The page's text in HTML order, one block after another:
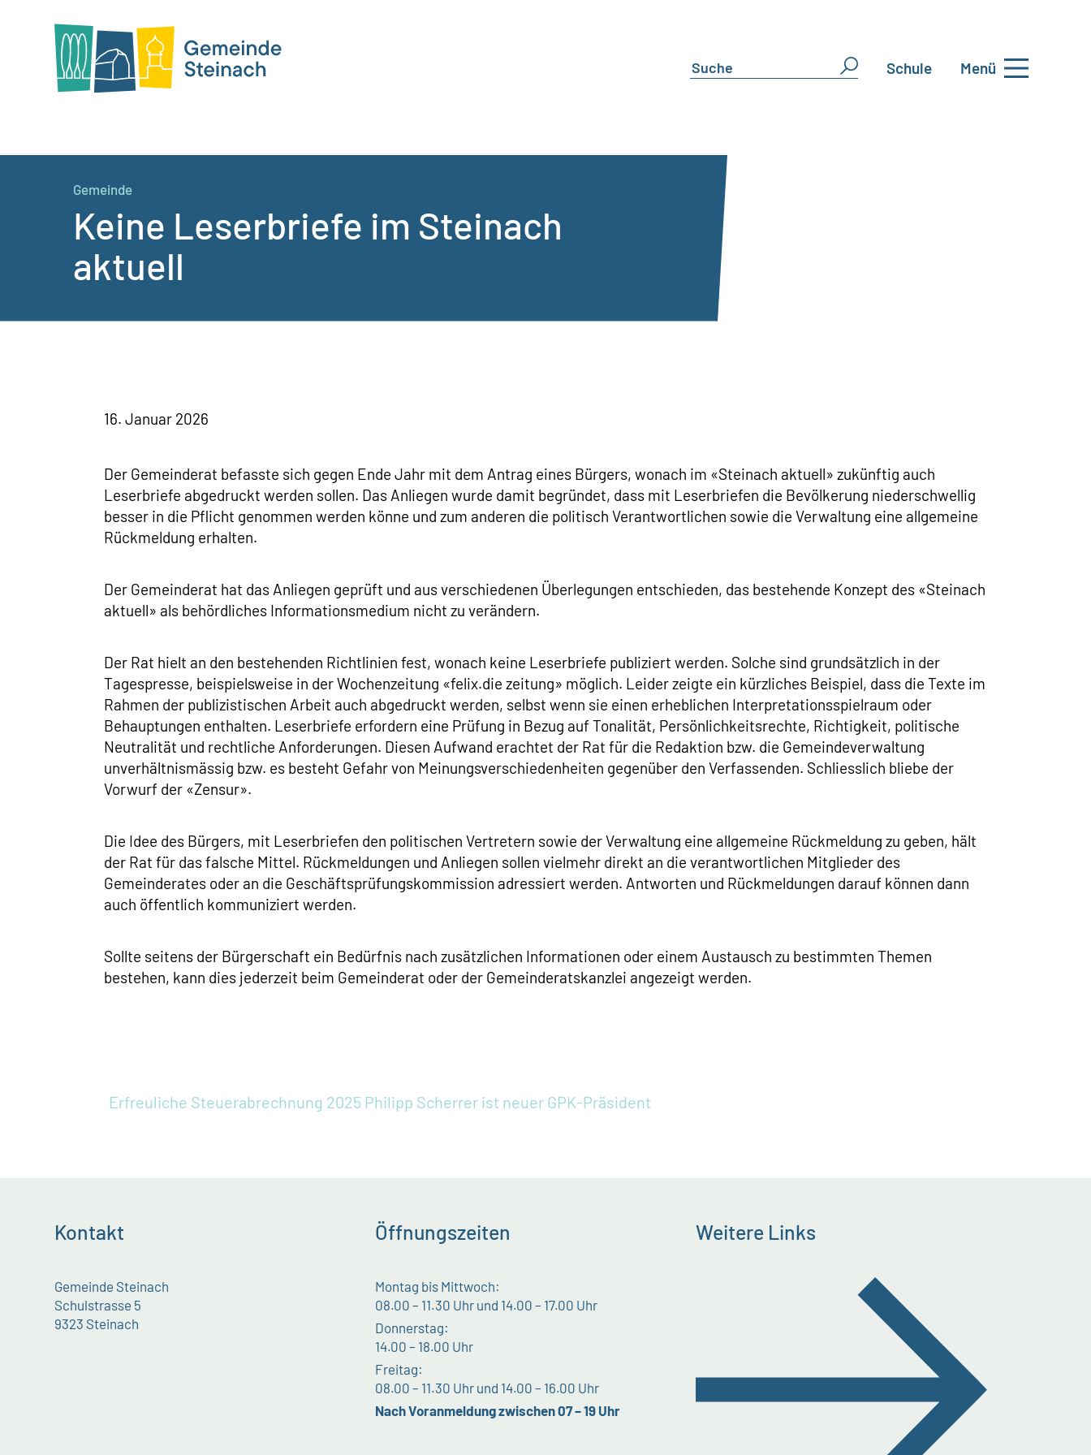
Schule Menü
Gemeinde
Keine Leserbriefe im Steinach
aktuell
16. Januar 2026
Der Gemeinderat befasste sich gegen Ende Jahr mit dem Antrag eines Bürgers, wonach im «Steinach aktuell» zukünftig auch
Leserbriefe abgedruckt werden sollen. Das Anliegen wurde damit begründet, dass mit Leserbriefen die Bevölkerung niederschwellig
besser in die Pflicht genommen werden könne und zum anderen die politisch Verantwortlichen sowie die Verwaltung eine allgemeine
Rückmeldung erhalten.
Der Gemeinderat hat das Anliegen geprüft und aus verschiedenen Überlegungen entschieden, das bestehende Konzept des «Steinach
aktuell» als behördliches Informationsmedium nicht zu verändern.
Der Rat hielt an den bestehenden Richtlinien fest, wonach keine Leserbriefe publiziert werden. Solche sind grundsätzlich in der
Tagespresse, beispielsweise in der Wochenzeitung «felix.die zeitung» möglich. Leider zeigte ein kürzliches Beispiel, dass die Texte im
Rahmen der publizistischen Arbeit auch abgedruckt werden, selbst wenn sie einen erheblichen Interpretationsspielraum oder
Behauptungen enthalten. Leserbriefe erfordern eine Prüfung in Bezug auf Tonalität, Persönlichkeitsrechte, Richtigkeit, politische
Neutralität und rechtliche Anforderungen. Diesen Aufwand erachtet der Rat für die Redaktion bzw. die Gemeindeverwaltung
unverhältnismässig bzw. es besteht Gefahr von Meinungsverschiedenheiten gegenüber den Verfassenden. Schliesslich bliebe der
Vorwurf der «Zensur».
Die Idee des Bürgers, mit Leserbriefen den politischen Vertretern sowie der Verwaltung eine allgemeine Rückmeldung zu geben, hält
der Rat für das falsche Mittel. Rückmeldungen und Anliegen sollen vielmehr direkt an die verantwortlichen Mitglieder des
Gemeinderates oder an die Geschäftsprüfungskommission adressiert werden. Antworten und Rückmeldungen darauf können dann
auch öffentlich kommuniziert werden.
Sollte seitens der Bürgerschaft ein Bedürfnis nach zusätzlichen Informationen oder einem Austausch zu bestimmten Themen
bestehen, kann dies jederzeit beim Gemeinderat oder der Gemeinderatskanzlei angezeigt werden.
Erfreuliche Steuerabrechnung 2025 Philipp Scherrer ist neuer GPK-Präsident
Kontakt
Gemeinde Steinach
Schulstrasse 5
9323 Steinach
Öffnungszeiten
Montag bis Mittwoch:
08.00 – 11.30 Uhr und 14.00 – 17.00 Uhr
Donnerstag:
14.00 – 18.00 Uhr
Freitag:
08.00 – 11.30 Uhr und 14.00 – 16.00 Uhr
Nach Voranmeldung zwischen 07 – 19 Uhr
Weitere Links